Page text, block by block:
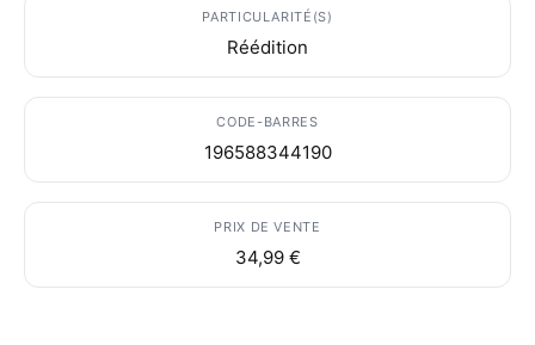
PARTICULARITÉ(S)
Réédition
CODE-BARRES
196588344190
PRIX DE VENTE
34,99 €